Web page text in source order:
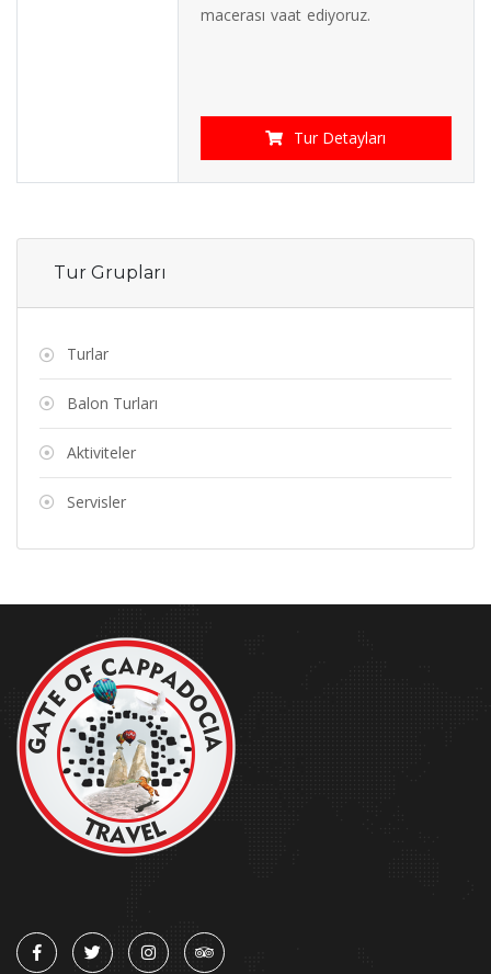
macerası vaat ediyoruz.
Tur Detayları
Tur Grupları
Turlar
Balon Turları
Aktiviteler
Servisler